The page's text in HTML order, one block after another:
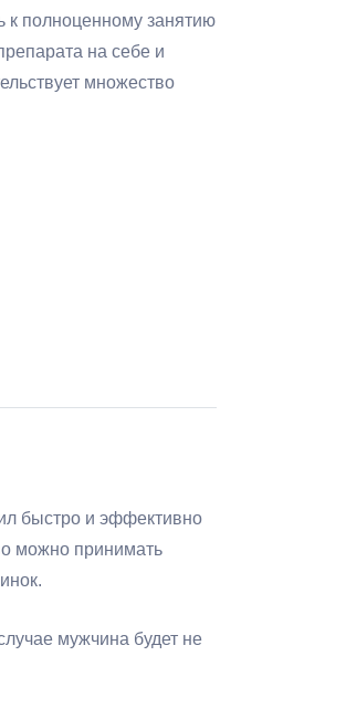
к полноценному занятию
на себе и
множество
быстро и эффективно
можно принимать
мужчина будет не